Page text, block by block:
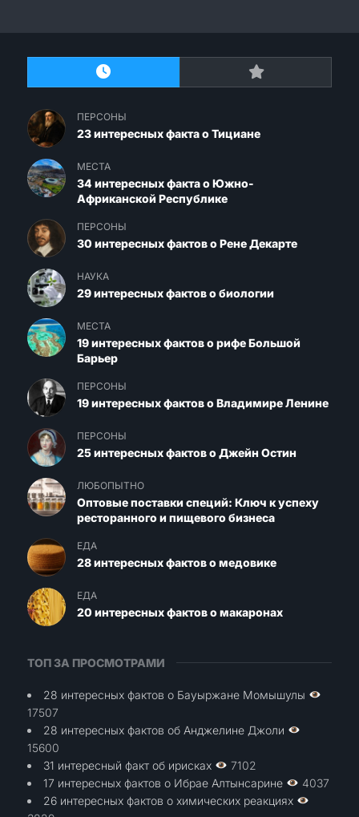
ПЕРСОНЫ
23 интересных факта о Тициане
МЕСТА
34 интересных факта о Южно-
Африканской Республике
ПЕРСОНЫ
30 интересных фактов о Рене Декарте
НАУКА
29 интересных фактов о биологии
МЕСТА
19 интересных фактов о рифе Большой
Барьер
ПЕРСОНЫ
19 интересных фактов о Владимире Ленине
ПЕРСОНЫ
25 интересных фактов о Джейн Остин
ЛЮБОПЫТНО
Оптовые поставки специй: Ключ к успеху
ресторанного и пищевого бизнеса
ЕДА
28 интересных фактов о медовике
ЕДА
20 интересных фактов о макаронах
ТОП ЗА ПРОСМОТРАМИ
28 интересных фактов о Бауыржане Момышулы
17507
28 интересных фактов об Анджелине Джоли
15600
31 интересный факт об ирисках
7102
17 интересных фактов о Ибрае Алтынсарине
4037
26 интересных фактов о химических реакциях